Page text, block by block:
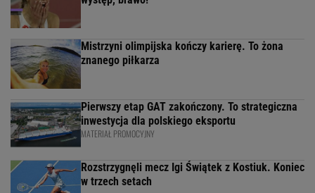
Mistrzyni olimpijska kończy karierę. To żona
znanego piłkarza
Pierwszy etap GAT zakończony. To strategiczna
inwestycja dla polskiego eksportu
MATERIAŁ PROMOCYJNY
Rozstrzygnęli mecz Igi Świątek z Kostiuk. Koniec
w trzech setach